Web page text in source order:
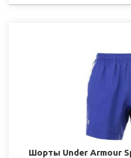
Шорты Under Armour